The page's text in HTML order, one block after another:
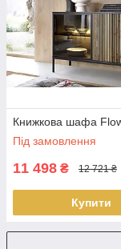
Книжкова шафа
Під замовлення
11 498 ₴ 12 721 ₴
Купити